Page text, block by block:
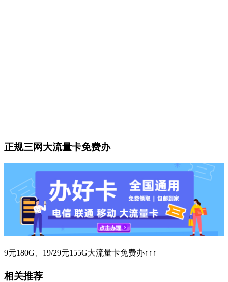
正规三网大流量卡免费办
9元180G、19/29元155G大流量卡免费办↑↑↑
相关推荐